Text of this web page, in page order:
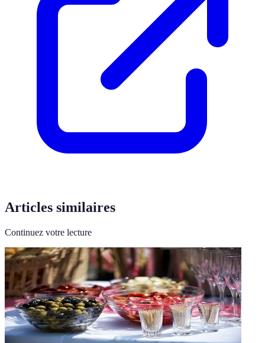
Articles similaires
Continuez votre lecture